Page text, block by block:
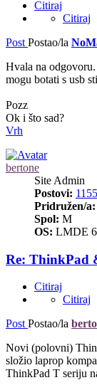
Citiraj
Citiraj
Post Postao/la
Hvala na
mogu botati s usb
Pozz
Ok i što sad?
Vrh
bertone
Site Admin
Postovi:
Pridružen/a:
Spol: M
OS: LMDE 6
Re: ThinkPad
Citiraj
Citiraj
Post Postao/la
Novi (polovni)
složio laprop
ThinkPad T seriju